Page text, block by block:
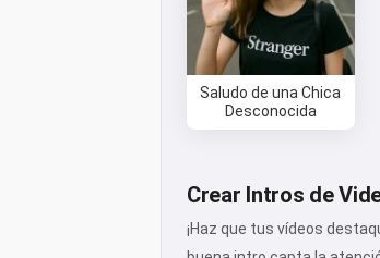
Saludo de una Chica
Desconocida
Crear Intros de
¡Haz que tus vídeos